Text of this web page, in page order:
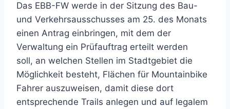
Das EBB-FW werde in der Sitzung des Bau-
und Verkehrsausschusses am 25. des Monats
einen Antrag einbringen, mit dem der
Verwaltung ein Prüfauftrag erteilt werden
soll, an welchen Stellen im Stadtgebiet die
Möglichkeit besteht, Flächen für Mountainbike
Fahrer auszuweisen, damit diese dort
entsprechende Trails anlegen und auf legalem